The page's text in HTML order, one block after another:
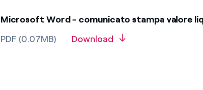
Microsoft Word - comunicato stampa valore
PDF (0.07MB)
Download